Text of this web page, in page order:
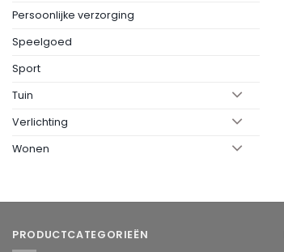
Persoonlijke verzorging
Speelgoed
Sport
Tuin
Verlichting
Wonen
PRODUCTCATEGORIEËN